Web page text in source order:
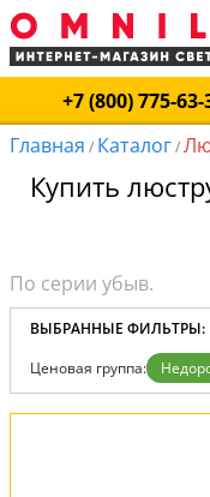
+7 (800) 775-63-
Главная / Каталог/
Купить
ВЫБРАННЫЕ ФИЛЬТРЫ:
Ценовая группа:
Вид:
Люстры